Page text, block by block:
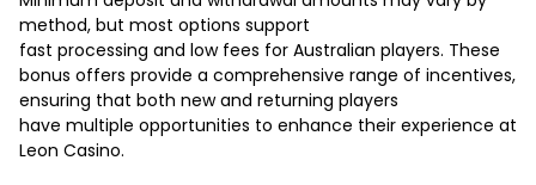
method, but most options support
fast processing and low fees for Australian players. These
bonus offers provide a comprehensive range of incentives,
ensuring that both new and returning players
have multiple opportunities to enhance their experience at
Leon Casino.